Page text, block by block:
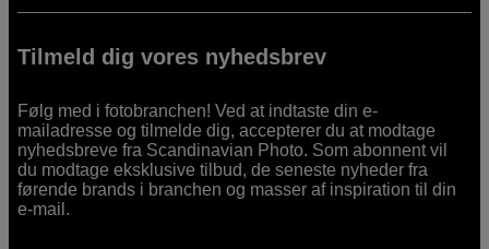
Tilmeld dig vores nyhedsbrev
Følg med i fotobranchen! Ved at indtaste din e-
mailadresse og tilmelde dig, accepterer du at modtage
nyhedsbreve fra Scandinavian Photo. Som abonnent vil
du modtage eksklusive tilbud, de seneste nyheder fra
førende brands i branchen og masser af inspiration til din
e-mail.